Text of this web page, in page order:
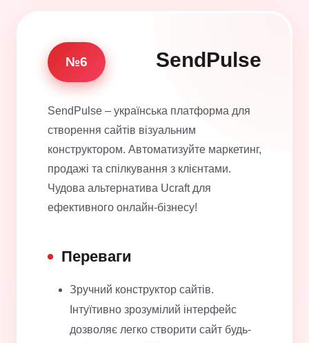
№6 SendPulse
SendPulse – українська платформа для
створення сайтів візуальним
конструктором. Автоматизуйте маркетинг,
продажі та спілкування з клієнтами.
Чудова альтернатива Ucraft для
ефективного онлайн-бізнесу!
Переваги
Зручний конструктор сайтів.
Інтуїтивно зрозумілий інтерфейс
дозволяє легко створити сайт будь-